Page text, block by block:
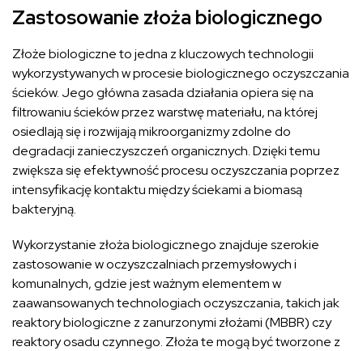
Zastosowanie złoża biologicznego
Złoże biologiczne to jedna z kluczowych technologii
wykorzystywanych w procesie biologicznego oczyszczania
ścieków. Jego główna zasada działania opiera się na
filtrowaniu ścieków przez warstwę materiału, na której
osiedlają się i rozwijają mikroorganizmy zdolne do
degradacji zanieczyszczeń organicznych. Dzięki temu
zwiększa się efektywność procesu oczyszczania poprzez
intensyfikację kontaktu między ściekami a biomasą
bakteryjną.
Wykorzystanie złoża biologicznego znajduje szerokie
zastosowanie w oczyszczalniach przemysłowych i
komunalnych, gdzie jest ważnym elementem w
zaawansowanych technologiach oczyszczania, takich jak
reaktory biologiczne z zanurzonymi złożami (MBBR) czy
reaktory osadu czynnego. Złoża te mogą być tworzone z